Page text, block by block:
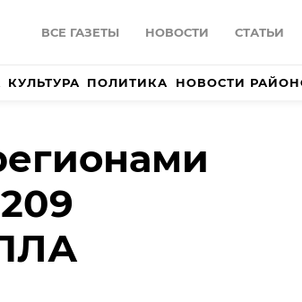
ВСЕ ГАЗЕТЫ НОВОСТИ СТАТЬИ
КУЛЬТУРА ПОЛИТИКА НОВОСТИ